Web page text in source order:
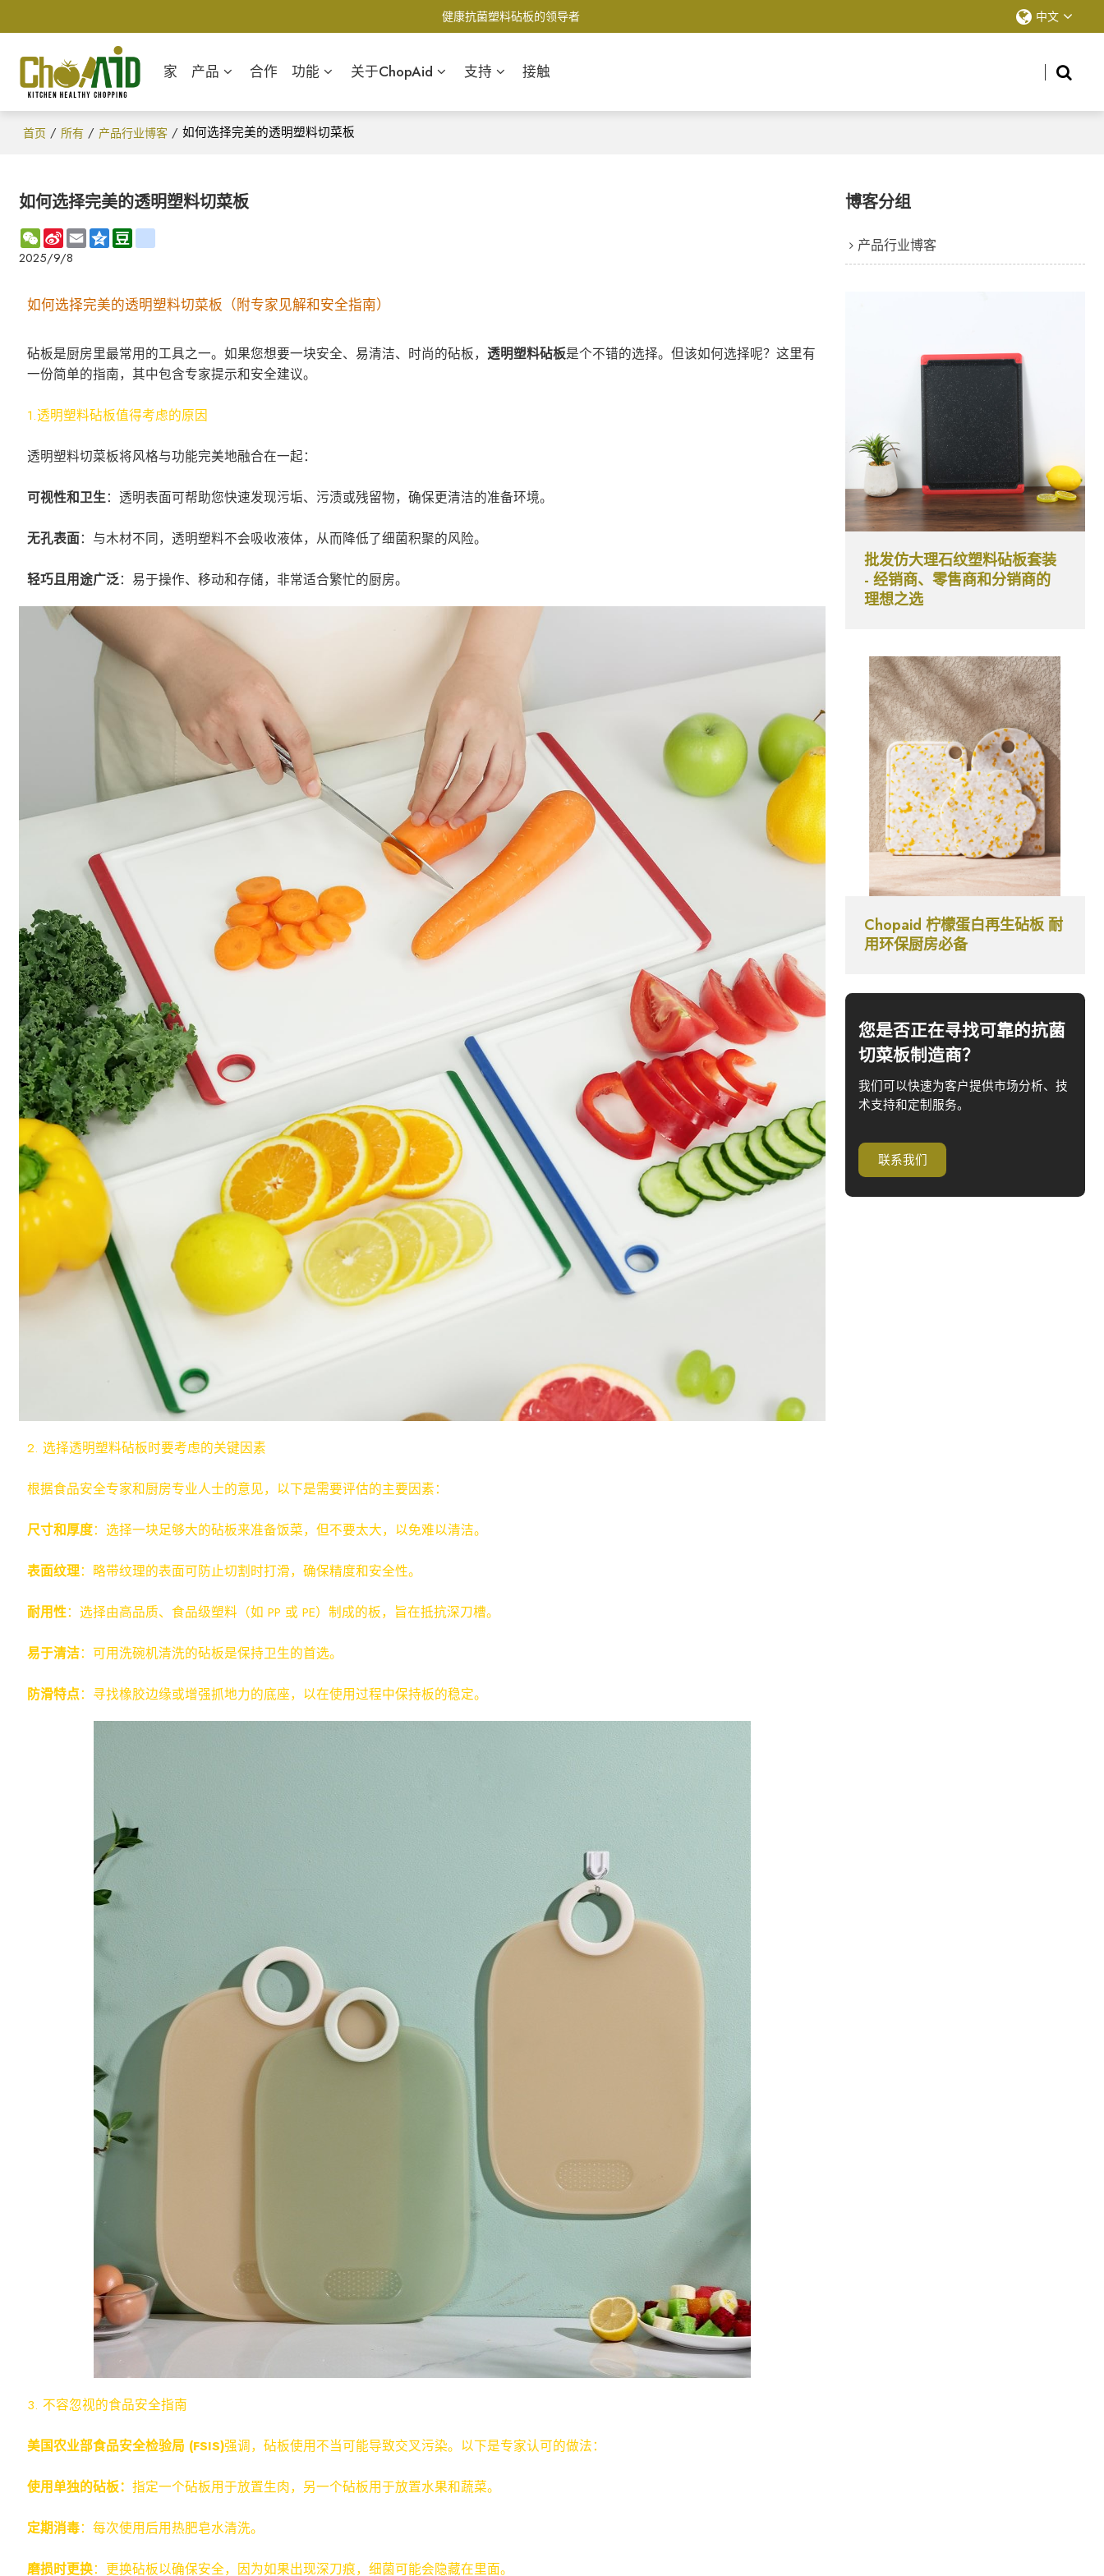
健康抗菌塑料砧板的领导者 中文
家 产品 合作 功能 关于ChopAid 支持 接触
首页 / 所有 / 产品行业博客 / 如何选择完美的透明塑料切菜板
如何选择完美的透明塑料切菜板
WeChat
Sina
Weibo
EmailQzoneDouban
2025/9/8
如何选择完美的透明塑料切菜板（附专家见解和安全指南）
砧板是厨房里最常用的工具之一。如果您想要一块安全、易清洁、时尚的砧板，透明塑料砧板是个不错的选择。但该如何选择呢？这里有
一份简单的指南，其中包含专家提示和安全建议。
1.透明塑料砧板值得考虑的原因
透明塑料切菜板将风格与功能完美地融合在一起：
可视性和卫生：透明表面可帮助您快速发现污垢、污渍或残留物，确保更清洁的准备环境。
无孔表面：与木材不同，透明塑料不会吸收液体，从而降低了细菌积聚的风险。
轻巧且用途广泛：易于操作、移动和存储，非常适合繁忙的厨房。
2. 选择透明塑料砧板时要考虑的关键因素
根据食品安全专家和厨房专业人士的意见，以下是需要评估的主要因素：
尺寸和厚度：选择一块足够大的砧板来准备饭菜，但不要太大，以免难以清洁。
表面纹理：略带纹理的表面可防止切割时打滑，确保精度和安全性。
耐用性：选择由高品质、食品级塑料（如 PP 或 PE）制成的板，旨在抵抗深刀槽。
易于清洁：可用洗碗机清洗的砧板是保持卫生的首选。
防滑特点：寻找橡胶边缘或增强抓地力的底座，以在使用过程中保持板的稳定。
3. 不容忽视的食品安全指南
美国农业部食品安全检验局 (FSIS)强调，砧板使用不当可能导致交叉污染。以下是专家认可的做法：
使用单独的砧板：指定一个砧板用于放置生肉，另一个砧板用于放置水果和蔬菜。
定期消毒：每次使用后用热肥皂水清洗。
磨损时更换：更换砧板以确保安全，因为如果出现深刀痕，细菌可能会隐藏在里面。
博客分组
产品行业博客
批发仿大理石纹塑料砧板套装
- 经销商、零售商和分销商的
理想之选
Chopaid 柠檬蛋白再生砧板 耐
用环保厨房必备
您是否正在寻找可靠的抗菌
切菜板制造商？
我们可以快速为客户提供市场分析、技
术支持和定制服务。
联系我们